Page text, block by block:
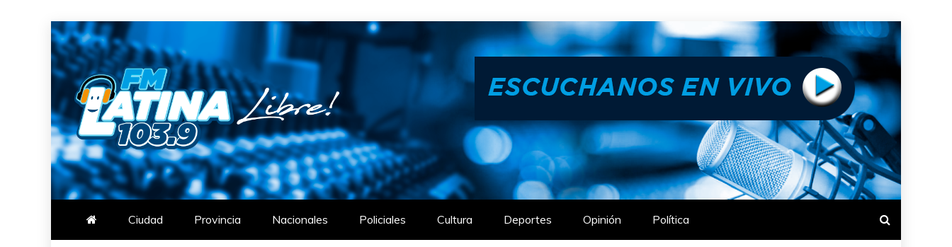
Skip
to
content
FM LATINA
NOTICIAS
Ciudad Provincia Nacionales Policiales Cultura Deportes Opinión Política